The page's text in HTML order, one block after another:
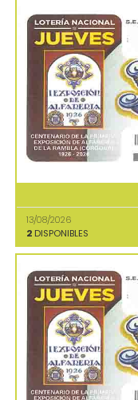
13/08/2026
2 DISPONIBLES